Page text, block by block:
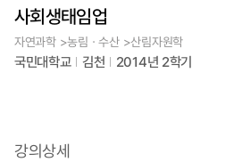
사회생태임업
자연과학 >농림ㆍ수산 >산림자원학
국민대학교 김천 2014년 2학기
강의상세